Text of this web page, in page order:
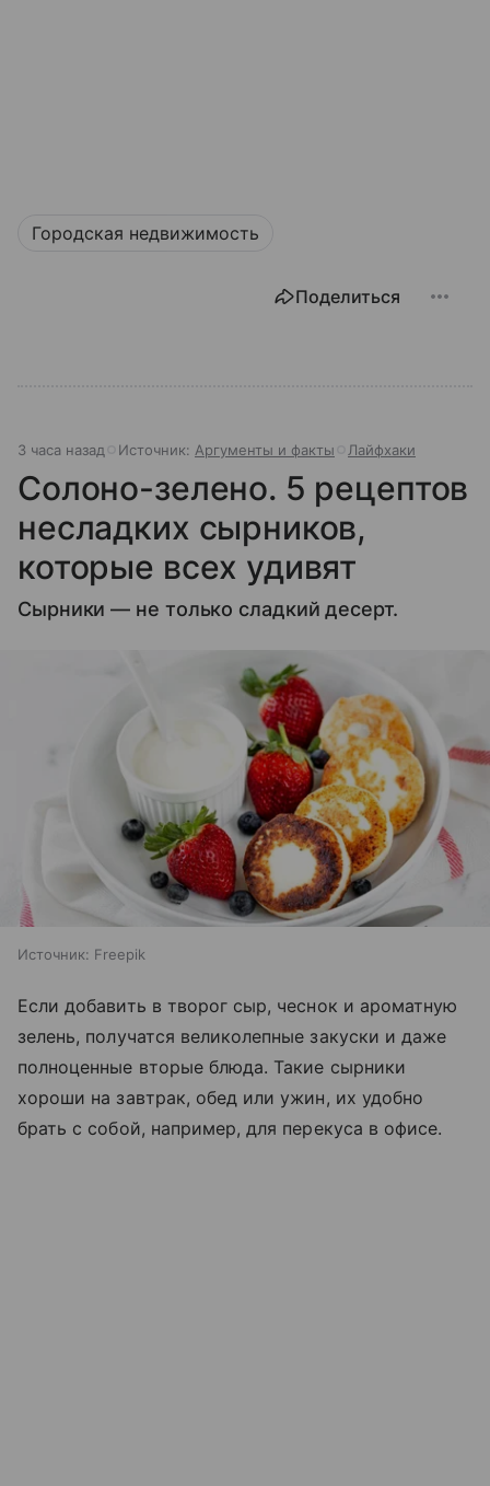
Городская недвижимость
Поделиться
3 часа назад Источник: Аргументы и факты Лайфхаки
Солоно-зелено. 5 рецептов
несладких сырников,
которые всех удивят
Сырники — не только сладкий десерт.
Источник: Freepik
Если добавить в творог сыр, чеснок и ароматную
зелень, получатся великолепные закуски и даже
полноценные вторые блюда. Такие сырники
хороши на завтрак, обед или ужин, их удобно
брать с собой, например, для перекуса в офисе.